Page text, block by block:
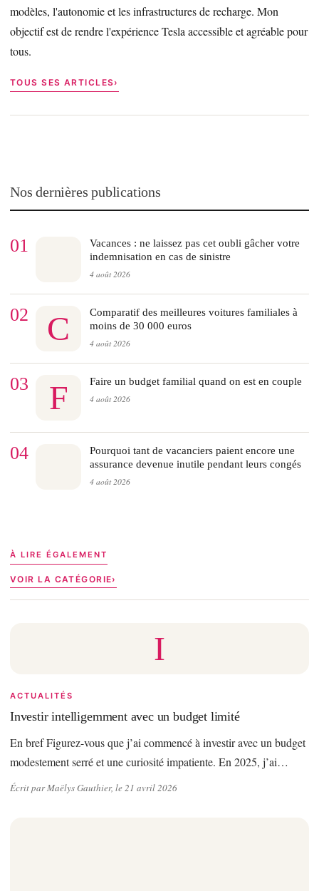
modèles, l'autonomie et les infrastructures de recharge. Mon
objectif est de rendre l'expérience Tesla accessible et agréable pour
tous.
TOUS SES ARTICLES
Nos dernières publications
01
Vacances : ne laissez pas cet oubli gâcher votre
indemnisation en cas de sinistre
4 août 2026
02 C
Comparatif des meilleures voitures familiales à
moins de 30 000 euros
4 août 2026
03 F Faire un budget familial quand on est en couple
4 août 2026
04
Pourquoi tant de vacanciers paient encore une
assurance devenue inutile pendant leurs congés
4 août 2026
À LIRE ÉGALEMENT
VOIR LA CATÉGORIE
I
ACTUALITÉS
Investir intelligemment avec un budget limité
En bref Figurez-vous que j’ai commencé à investir avec un budget
modestement serré et une curiosité impatiente. En 2025, j’ai…
Écrit par Maëlys Gauthier, le 21 avril 2026